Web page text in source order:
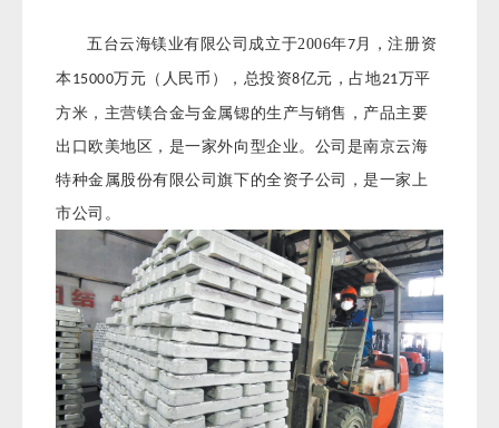
五台云海镁业有限公司成立于2006年7 月，注册资
本 15000万元（人民币），总投资8亿元，占地21万平
方米，主营镁合金与金属锶的生产与销售，产品主要
出口欧美地区，是一家外向型企业。 公司是南京云海
特种金属股份有限公司旗下的全资子公司，是一家上
市公司。